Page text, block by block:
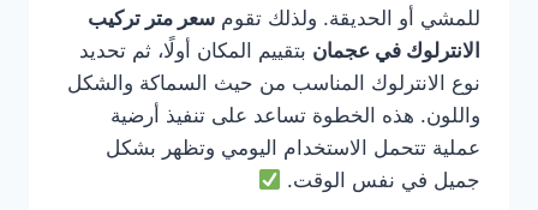
للمشي أو الحديقة. ولذلك تقوم سعر متر تركيب
الانترلوك في عجمان بتقييم المكان أولًا، ثم تحديد
نوع الانترلوك المناسب من حيث السماكة والشكل
واللون. هذه الخطوة تساعد على تنفيذ أرضية
عملية تتحمل الاستخدام اليومي وتظهر بشكل
جميل في نفس الوقت.